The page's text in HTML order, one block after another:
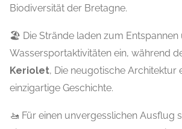
Biodiversität der Bretagne.
🏖️ Die Strände laden zum Entspannen
Wassersportaktivitäten ein, während
Keriolet, Die neugotische Architektur
einzigartige Geschichte.
🚤 Für einen unvergesslichen Ausflug